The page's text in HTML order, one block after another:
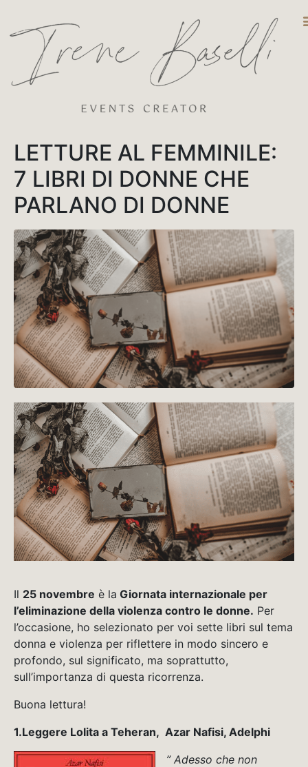
LETTURE AL FEMMINILE:
7 LIBRI DI DONNE CHE
PARLANO DI DONNE
Il 25 novembre è la Giornata internazionale per
l’eliminazione della violenza contro le donne. Per
l’occasione, ho selezionato per voi sette libri sul tema
donna e violenza per riflettere in modo sincero e
profondo, sul significato, ma soprattutto,
sull’importanza di questa ricorrenza.
Buona lettura!
1.Leggere Lolita a Teheran, Azar Nafisi, Adelphi
” Adesso che non